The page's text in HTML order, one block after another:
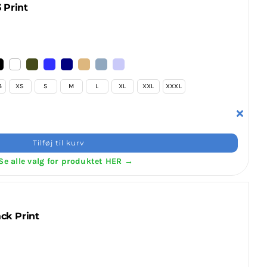
Print
XS S M L XL XXL XXXL
Tilføj til kurv
alle valg for produktet HER →
Print